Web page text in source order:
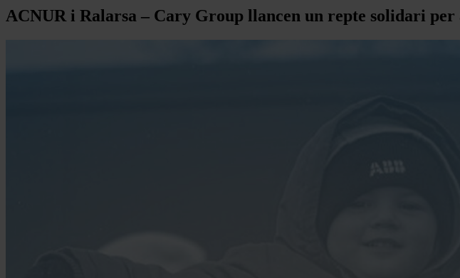
ACNUR i Ralarsa – Cary Group llancen un repte solidari